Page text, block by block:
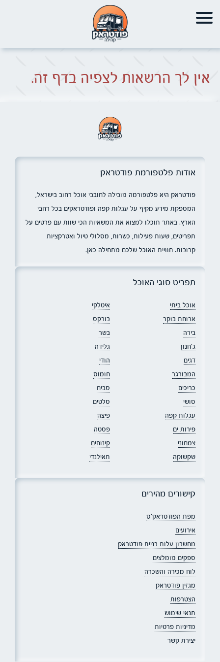
אין לך הרשאות לצפיה בדף זה.
אודות פלטפורמת פודטראק
פודטראק היא פלטפורמה מובילה לחובבי אוכל רחוב בישראל,
המספקת מידע מקיף על עגלות קפה ופודטראקים בכל רחבי
הארץ. באתר תוכלו למצוא את המשאיות הכי שוות עם פרטים על
תפריטים, שעות פעילות, כשרות, מסלולי טיול ואטרקציות
קרובות. חוויית האוכל שלכם מתחילה כאן.
תפריט סוגי האוכל
אוכל ביתי
איטלקי
ארוחת בוקר
בורקס
בירה
בשר
ג׳חנון
גלידה
דגים
הודי
המבורגר
חומוס
כריכים
סביח
סושי
סלטים
עגלות קפה
פיצה
פירות ים
פסטה
צמחוני
קינוחים
שקשוקה
תאילנדי
קישורים מהירים
מפת הפודטראק׳ס
אירועים
מחשבון עלות בניית פודטראק
ספקים מומלצים
לוח מכירה והשכרה
מגזין פודטראק
הצטרפות
תנאי שימוש
מדיניות פרטיות
יצירת קשר